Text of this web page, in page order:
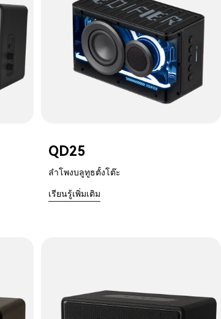
QD25
ลำโพงบลูทูธตั้งโต๊ะ
เรียนรู้เพิ่มเติม